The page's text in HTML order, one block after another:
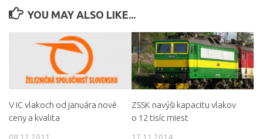
YOU MAY ALSO LIKE...
V IC vlakoch od januára nové
ceny a kvalita
ZSSK navýši kapacitu vlakov
o 12 tisíc miest